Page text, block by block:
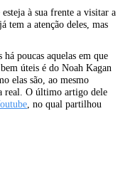
à sua frente a visitar a
tem a atenção deles, mas
poucas aquelas em que
úteis é do Noah Kagan
elas são, ao mesmo
real. O último artigo dele
, no qual partilhou